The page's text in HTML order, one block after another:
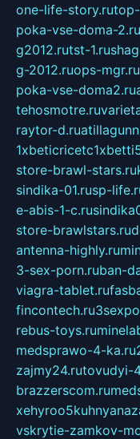
one-life-story.ru
poka-vse-doma-2.ru
g2012.rutst-1.ru
g-2012.ruops-mgr.ru
poka-vse-doma2.ru
tehosmotre.ru
raytor-d.ru
store-brawl-stars.ru
sindika-01.rusp-
e-abis-1-c.ru
store-brawlstars.ru
antenna-highly.ru
3-sex-porn.ruban-
viagra-tablet.ru
fincontech.ru
rebus-toys.ru
medsprawo-4-ka.ru
zajmy24.rutovudyi-
brazzerscom.ru
vskrytie-zamkov-